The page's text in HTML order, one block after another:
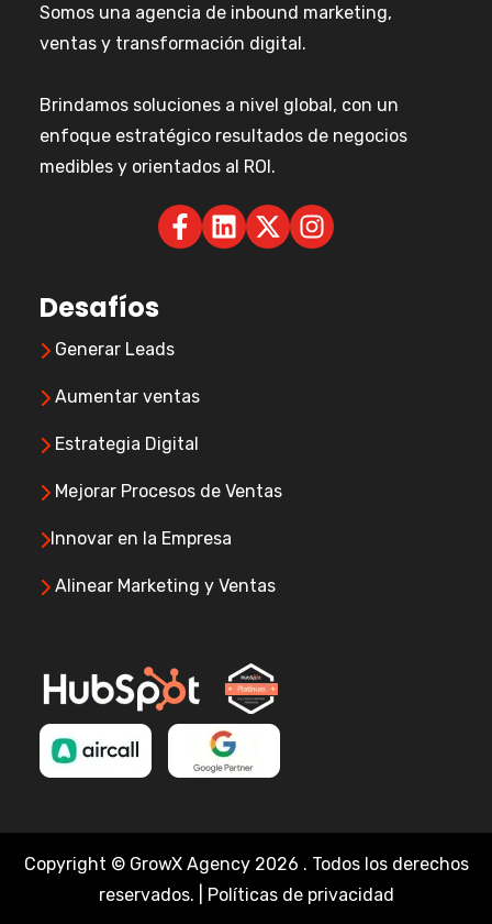
Somos una agencia de inbound marketing,
ventas y transformación digital.
Brindamos soluciones a nivel global, con un
enfoque estratégico resultados de negocios
medibles y orientados al ROI.
Desafíos
Generar Leads
Aumentar ventas
Estrategia Digital
Mejorar Procesos de Ventas
Innovar en la Empresa
Alinear Marketing y Ventas
Copyright © GrowX Agency 2026 . Todos los derechos
reservados. | Políticas de privacidad